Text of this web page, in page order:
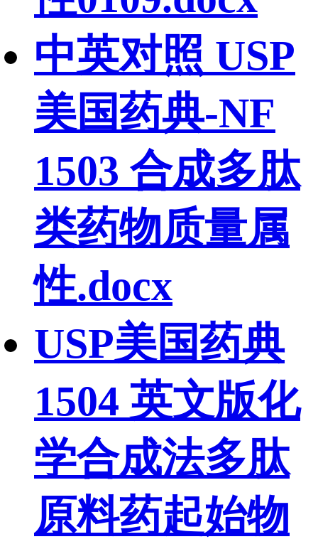
中英对照 USP
美国药典-NF
1503 合成多肽
类药物质量属
性.docx
USP美国药典
1504 英文版化
学合成法多肽
原料药起始物